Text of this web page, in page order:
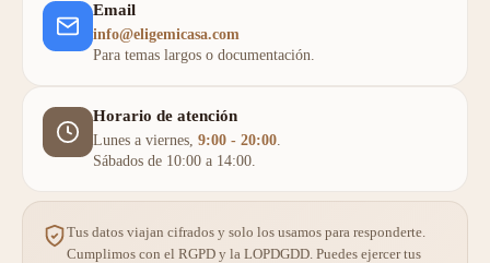
Email
info@eligemicasa.com
Para temas largos o documentación.
Horario de atención
Lunes a viernes, 9:00 - 20:00.
Sábados de 10:00 a 14:00.
Tus datos viajan cifrados y solo los usamos para responderte.
Cumplimos con el RGPD y la LOPDGDD. Puedes ejercer tus